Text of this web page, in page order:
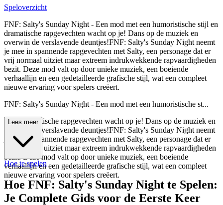
Speloverzicht
FNF: Salty's Sunday Night - Een mod met een humoristische stijl en
dramatische rapgevechten wacht op je! Dans op de muziek en
overwin de verslavende deuntjes!FNF: Salty's Sunday Night neemt
je mee in spannende rapgevechten met Salty, een personage dat er
vrij normaal uitziet maar extreem indrukwekkende rapvaardigheden
bezit. Deze mod valt op door unieke muziek, een boeiende
verhaallijn en een gedetailleerde grafische stijl, wat een compleet
nieuwe ervaring voor spelers creëert.
FNF: Salty's Sunday Night - Een mod met een humoristische st...
ijl en dramatische rapgevechten wacht op je! Dans op de muziek en
overwin de verslavende deuntjes!FNF: Salty's Sunday Night neemt
je mee in spannende rapgevechten met Salty, een personage dat er
vrij normaal uitziet maar extreem indrukwekkende rapvaardigheden
bezit. Deze mod valt op door unieke muziek, een boeiende
verhaallijn en een gedetailleerde grafische stijl, wat een compleet
nieuwe ervaring voor spelers creëert.
Lees meer
Hoe te spelen
Hoe FNF: Salty's Sunday Night te Spelen:
Je Complete Gids voor de Eerste Keer